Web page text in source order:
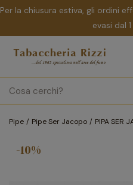
Per la chiusura estiva, gli ordini
evasi dal
Pipe Pipe Ser Jacopo PIPA SER
-10%